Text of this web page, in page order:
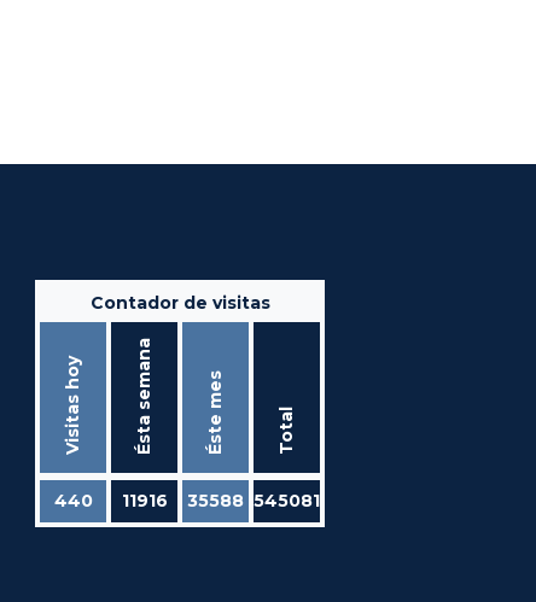
Contador de visitas
Visitas hoy Ésta semana Éste mes Total
440 11916 35588 545081